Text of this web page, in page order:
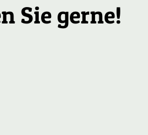
Sie gerne!